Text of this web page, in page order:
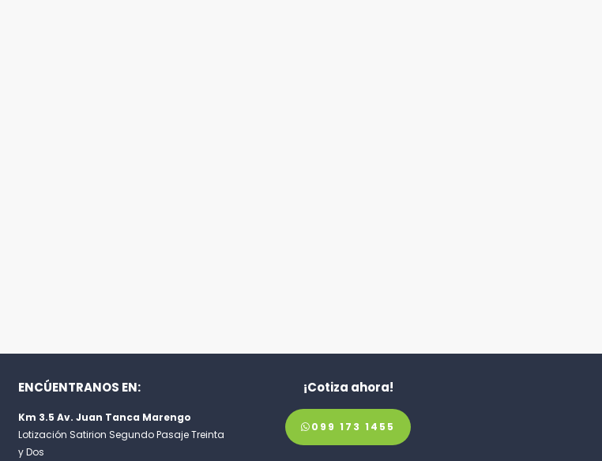
ENCÚENTRANOS EN:
Km 3.5 Av. Juan Tanca Marengo
Lotización Satirion Segundo Pasaje Treinta
y Dos
¡Cotiza ahora!
099 173 1455